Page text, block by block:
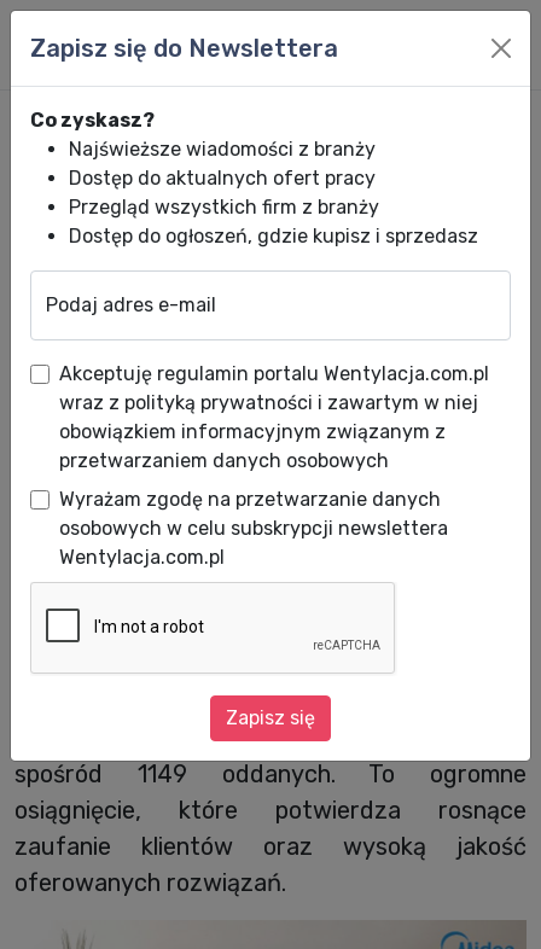
Midea zdobywa Złoty Laur
Konsumenta 2025
Data publikacji: 20.03.2025
Midea po raz kolejny udowadnia swoją silną
pozycję na rynku HVAC, zdobywając
prestiżowe wyróżnienie – Złoty Laur
Konsumenta 2025. Marka zajęła pierwsze
miejsce w kategorii jakość i innowacyjność
produktów HVAC, uzyskując 34% głosów
spośród 1149 oddanych. To ogromne
osiągnięcie, które potwierdza rosnące
zaufanie klientów oraz wysoką jakość
oferowanych rozwiązań.
Zapisz się do Newslettera
Co zyskasz?
Najświeższe wiadomości z branży
Dostęp do aktualnych ofert pracy
Przegląd wszystkich firm z branży
Dostęp do ogłoszeń, gdzie kupisz i sprzedasz
Podaj adres e-mail
Akceptuję regulamin portalu Wentylacja.com.pl
wraz z polityką prywatności i zawartym w niej
obowiązkiem informacyjnym związanym z
przetwarzaniem danych osobowych
Wyrażam zgodę na przetwarzanie danych
osobowych w celu subskrypcji newslettera
Wentylacja.com.pl
Zapisz się